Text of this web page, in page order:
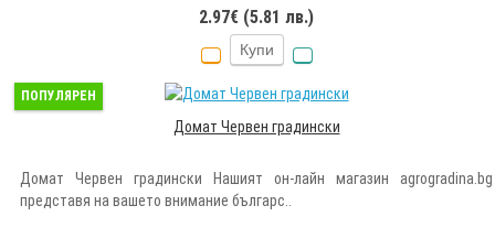
2.97€ (5.81 лв.)
Купи
ПОПУЛЯРЕН
Домат Червен градински
Домат Червен градински Нашият он-лайн магазин agrogradina.bg
представя на вашето внимание българс..